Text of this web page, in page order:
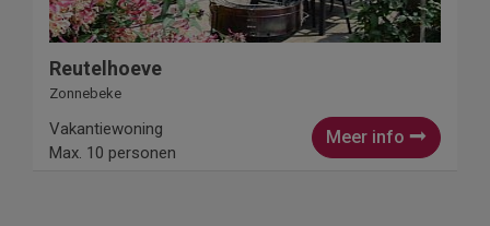
Reutelhoeve
Zonnebeke
Meer info
Vakantiewoning
Max. 10 personen